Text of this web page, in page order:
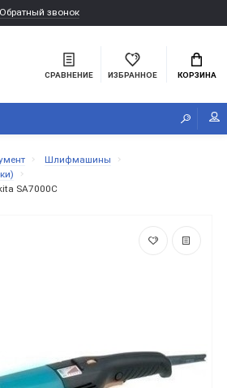
Обратный звонок
СРАВНЕНИЕ ИЗБРАННОЕ КОРЗИНА
Шлифмашины
SA7000C